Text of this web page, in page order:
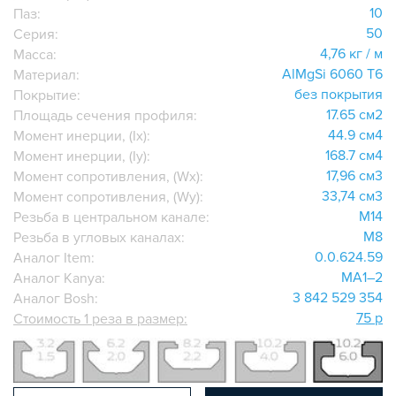
ПРОМЫШЛЕННАЯ МЕБЕЛЬ
СИСТЕМА ЛЕСТНИЦ И ПЛАТФОРМ
БЫСТРЫЕ СОЕДИНИТЕЛИ
ВИНТОВЫЕ СОЕДИНИТЕЛИ И ВТУЛКИ
ШАРНИРНЫЕ И ПОДВИЖНЫЕ СОЕДИНИТЕЛИ
ЗАГЛУШКИ
НАБОРЫ
ПЕТЛИ, РУЧКИ, ЗАМКИ, ЗАЩЕЛКИ
ЭЛЕМЕНТЫ ДЛЯ КРЕПЛЕНИЯ КАБЕЛЕЙ,
ПАНЕЛЕЙ, ЛИСТА, СЕТКИ
ОПОРЫ, ПОДВЕСЫ
КОМПОНЕНТЫ ДЛЯ КОНВЕЙЕРОВ
КОЛЁСА
ОСНАСТКА
МЕТРИЧЕСКИЙ КРЕПЕЖ
Паз:
10
Серия:
50
Масса:
4,76 кг / м
Материал:
AlMgSi 6060 Т6
Покрытие:
без покрытия
Площадь сечения профиля:
17.65 см2
Момент инерции, (Ix):
44.9 см4
Момент инерции, (Iy):
168.7 см4
Момент сопротивления, (Wx):
17,96 см3
Момент сопротивления, (Wy):
33,74 см3
Резьба в центральном канале:
M14
Резьба в угловых каналах:
M8
Аналог Item:
0.0.624.59
Аналог Kanya:
MA1–2
Аналог Bosh:
3 842 529 354
Стоимость 1 реза в размер:
75 р